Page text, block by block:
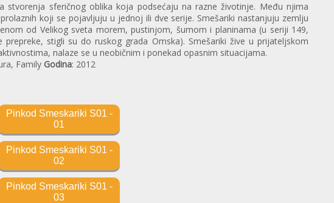
stvorenja sferičnog oblika koja podsećaju na razne životinje. Među njima
koji se pojavljuju u jednoj ili dve serije. Smešariki nastanjuju zemlju
od Velikog sveta morem, pustinjom, šumom i planinama (u seriji 149,
prepreke, stigli su do ruskog grada Omska). Smešariki žive u prijateljskom
nalaze se u neobičnim i ponekad opasnim situacijama.
Family Godina: 2012
Pinkod Smeskariki S01 -
01
Pinkod Smeskariki S01 -
02
Pinkod Smeskariki S01 -
03